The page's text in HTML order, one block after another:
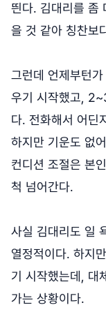
띈다. 김대리를 좀
을 것 같아 칭찬보
그런데 언제부턴
우기 시작했고,
다. 전화해서 어딘
하지만 기운도 없
컨디션 조절은 본
척 넘어간다.
사실 김대리도 일
열정적이다. 하지
기 시작했는데, 대
가는 상황이다.